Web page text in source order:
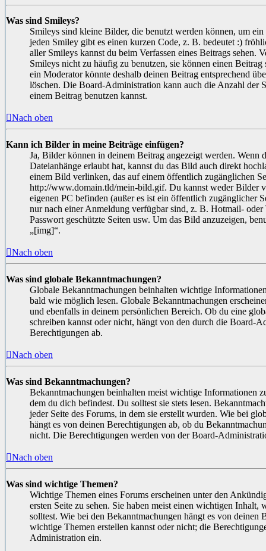
Was sind Smileys?
Smileys sind kleine Bilder, die benutzt werden können, um
jeden Smiley gibt es einen kurzen Code, z. B. bedeutet :)
aller Smileys kannst du beim Verfassen eines Beitrags sehen.
Smileys nicht zu häufig zu benutzen, sie können einen Beitrag
ein Moderator könnte deshalb deinen Beitrag entsprechend
löschen. Die Board-Administration kann auch die Anzahl der
einem Beitrag benutzen kannst.
Nach oben
Kann ich Bilder in meine Beiträge einfügen?
Ja, Bilder können in deinem Beitrag angezeigt werden. Wenn
Dateianhänge erlaubt hat, kannst du das Bild auch direkt
einem Bild verlinken, das auf einem öffentlich zugänglichen
http://www.domain.tld/mein-bild.gif. Du kannst weder Bilder
eigenen PC befinden (außer es ist ein öffentlich zugänglicher
nur nach einer Anmeldung verfügbar sind, z. B. Hotmail-
Passwort geschützte Seiten usw. Um das Bild anzuzeigen,
„[img]“.
Nach oben
Was sind globale Bekanntmachungen?
Globale Bekanntmachungen beinhalten wichtige
bald wie möglich lesen. Globale Bekanntmachungen
und ebenfalls in deinem persönlichen Bereich. Ob du eine
schreiben kannst oder nicht, hängt von den durch die Board-
Berechtigungen ab.
Nach oben
Was sind Bekanntmachungen?
Bekanntmachungen beinhalten meist wichtige Informationen
dem du dich befindest. Du solltest sie stets lesen.
jeder Seite des Forums, in dem sie erstellt wurden. Wie bei
hängt es von deinen Berechtigungen ab, ob du
nicht. Die Berechtigungen werden von der Board-
Nach oben
Was sind wichtige Themen?
Wichtige Themen eines Forums erscheinen unter den
ersten Seite zu sehen. Sie haben meist einen wichtigen Inhalt,
solltest. Wie bei den Bekanntmachungen hängt es von deinen
wichtige Themen erstellen kannst oder nicht; die
Administration ein.